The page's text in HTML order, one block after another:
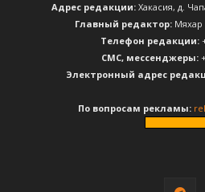
Адрес редакции:Хакасия, д.
Главный редактор: Мяхар
Телефон редакции:
CМС, мессенджеры:
Электронный адрес
По вопросам рекламы: